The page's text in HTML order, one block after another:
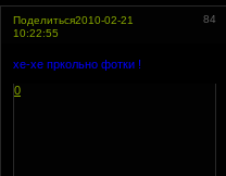
Поделиться 84
2010-02-21
10:22:55
хе-хе пркольно фотки !
0